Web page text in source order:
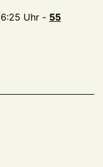
Uhr - 55